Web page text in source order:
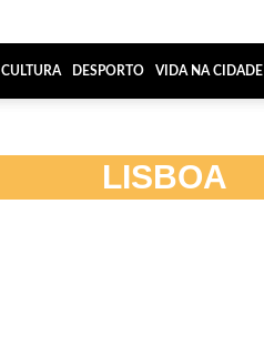
CULTURA DESPORTO VIDA NA CIDADE
LISBOA